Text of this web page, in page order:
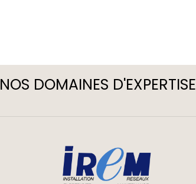
NOS DOMAINES D'EXPERTISE